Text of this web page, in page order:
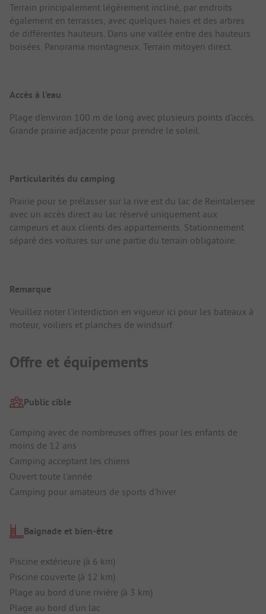
Terrain principalement légèrement incliné, par endroits
également en terrasses, avec quelques haies et des arbres
de différentes hauteurs. Dans une vallée entre des hauteurs
boisées. Panorama montagneux. Terrain mitoyen direct.
Accès à l'eau
Plage d'environ 100 m de long avec plusieurs points d'accès.
Grande prairie adjacente pour prendre le soleil.
Particularités du camping
Prairie pour se prélasser sur la rive est du lac de Reintalersee
avec un accès direct au lac réservé uniquement aux
campeurs et aux clients des appartements. Stationnement
séparé des voitures sur une partie du terrain obligatoire.
Remarque
Veuillez noter l'interdiction en vigueur ici pour les bateaux à
moteur, voiliers et planches de windsurf.
Offre et équipements
Public cible
Camping avec de nombreuses offres pour les enfants de
moins de 12 ans
Camping acceptant les chiens
Ouvert toute l'année
Camping pour amateurs de sports d'hiver
Baignade et bien-être
Piscine extérieure (à 6 km)
Piscine couverte (à 12 km)
Plage au bord d'une rivière (à 3 km)
Plage au bord d'un lac